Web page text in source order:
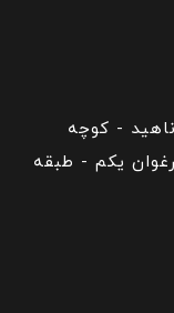
ناهید - کوچه
ارغوان یکم - طبقه